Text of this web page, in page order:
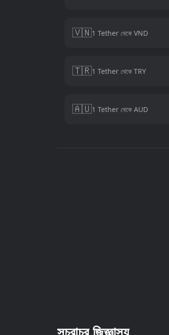
🇻🇳1 Tether থেকে VND
🇹🇷1 Tether থেকে TRY
🇦🇺1 Tether থেকে AUD